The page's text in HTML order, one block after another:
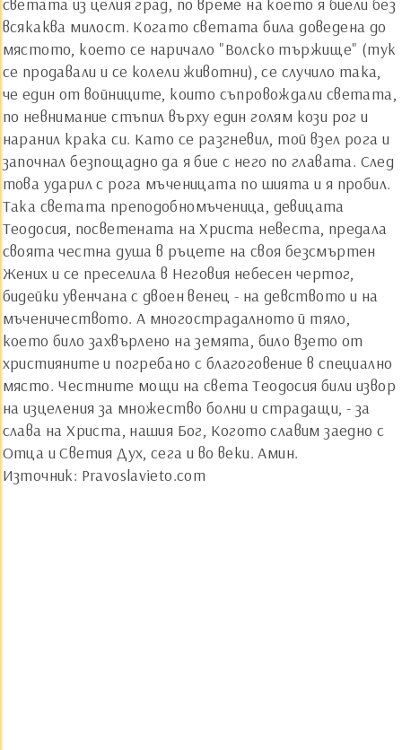
светата из целия град, по време на което я биели без
всякаква милост. Когато светата била доведена до
мястото, което се наричало "Волско тържище" (тук
се продавали и се колели животни), се случило така,
че един от войниците, които съпровождали светата,
по невнимание стъпил върху един голям кози рог и
наранил крака си. Като се разгневил, той взел рога и
започнал безпощадно да я бие с него по главата. След
това ударил с рога мъченицата по шията и я пробил.
Така светата преподобномъченица, девицата
Теодосия, посветената на Христа невеста, предала
своята честна душа в ръцете на своя безсмъртен
Жених и се преселила в Неговия небесен чертог,
бидейки увенчана с двоен венец - на девството и на
мъченичеството. А многострадалното й тяло,
което било захвърлено на земята, било взето от
християните и погребано с благоговение в специално
място. Честните мощи на света Теодосия били извор
на изцеления за множество болни и страдащи, - за
слава на Христа, нашия Бог, Когото славим заедно с
Отца и Светия Дух, сега и во веки. Амин.
Източник: Pravoslavieto.com